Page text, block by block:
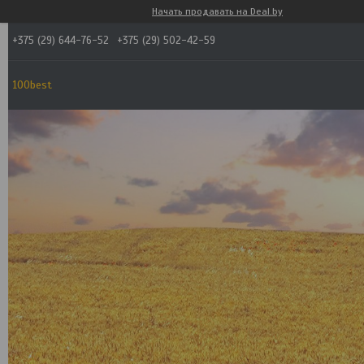
Начать продавать на Deal.by
+375 (29) 644-76-52 +375 (29) 502-42-59
100best